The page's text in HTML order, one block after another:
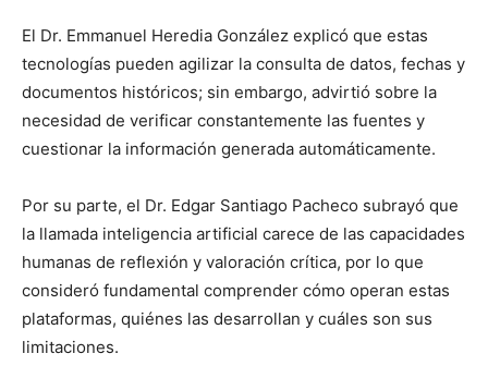
El Dr. Emmanuel Heredia González explicó que estas
tecnologías pueden agilizar la consulta de datos, fechas y
documentos históricos; sin embargo, advirtió sobre la
necesidad de verificar constantemente las fuentes y
cuestionar la información generada automáticamente.
Por su parte, el Dr. Edgar Santiago Pacheco subrayó que
la llamada inteligencia artificial carece de las capacidades
humanas de reflexión y valoración crítica, por lo que
consideró fundamental comprender cómo operan estas
plataformas, quiénes las desarrollan y cuáles son sus
limitaciones.